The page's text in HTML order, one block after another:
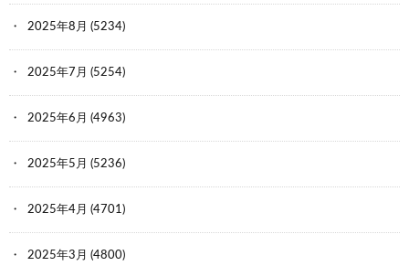
2025年8月 (5234)
2025年7月 (5254)
2025年6月 (4963)
2025年5月 (5236)
2025年4月 (4701)
2025年3月 (4800)